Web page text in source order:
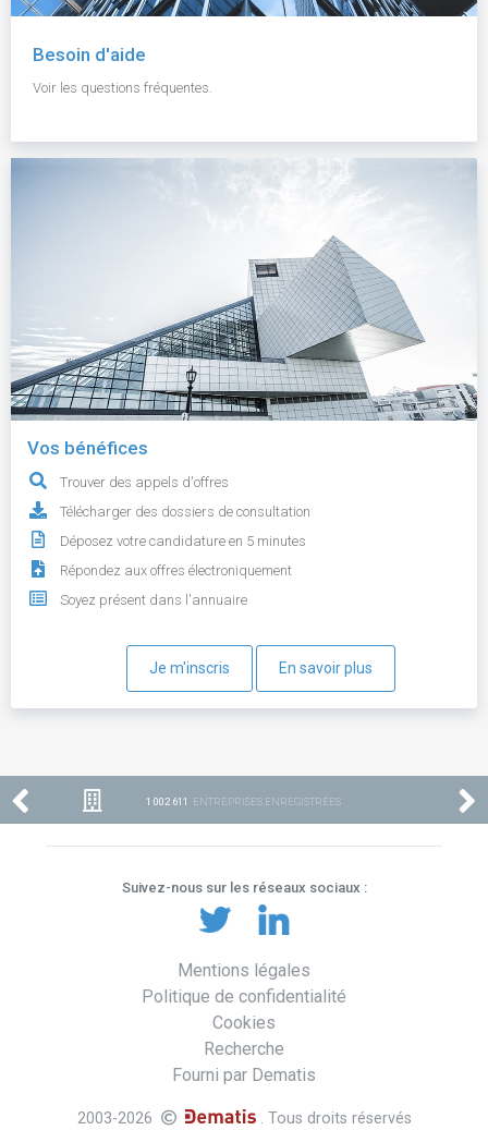
Besoin d'aide
Voir les questions fréquentes.
Vos bénéfices
Trouver des appels d'offres
Télécharger des dossiers de consultation
Déposez votre candidature en 5 minutes
Répondez aux offres électroniquement
Soyez présent dans l'annuaire
Je m'inscris En savoir plus
1 002 611 ENTREPRISES ENREGISTRÉES
Suivez-nous sur les réseaux sociaux :
Mentions légales
Politique de confidentialité
Cookies
Recherche
Fourni par Dematis
2003-2026 . Tous droits réservés